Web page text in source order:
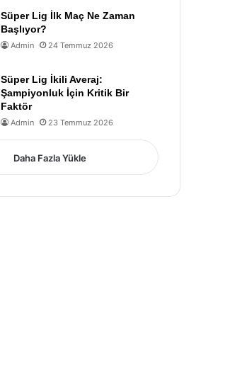
Süper Lig İlk Maç Ne Zaman
Başlıyor?
Admin 24 Temmuz 2026
Süper Lig İkili Averaj:
Şampiyonluk İçin Kritik Bir
Faktör
Admin 23 Temmuz 2026
Daha Fazla Yükle